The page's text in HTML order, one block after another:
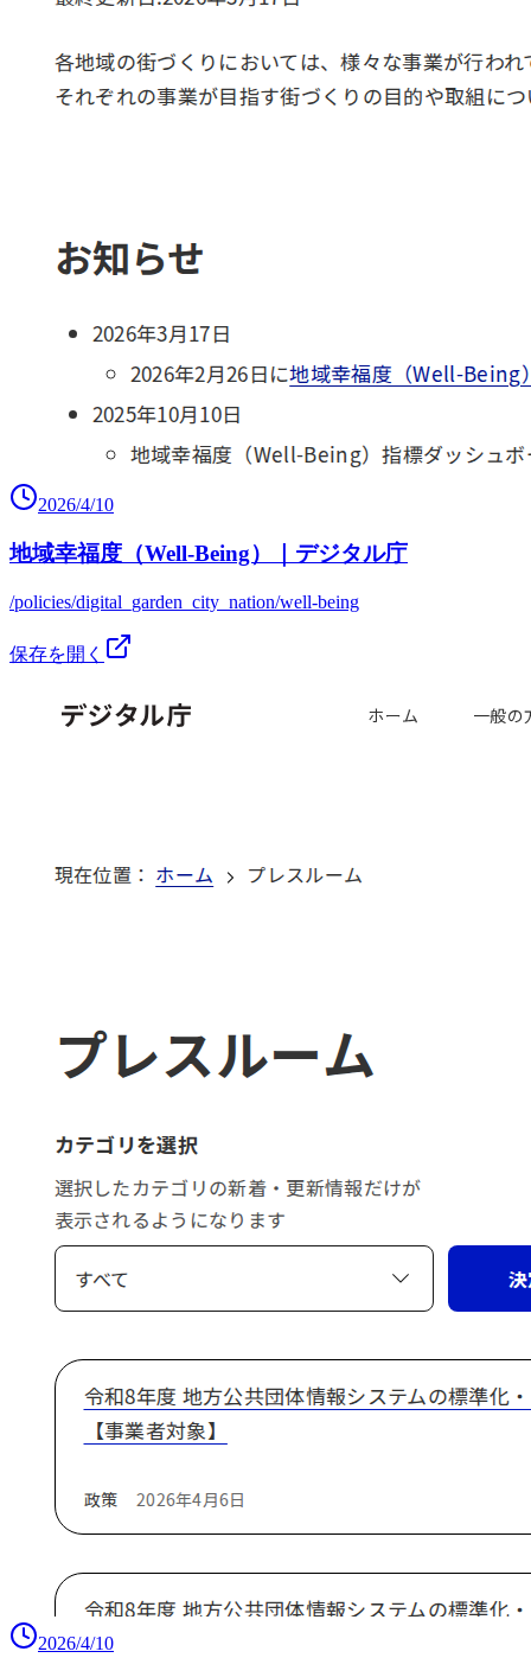
2026/4/10
地域幸福度（Well-Being）｜デジタル庁
/policies/digital_garden_city_nation/well-being
保存を開く
2026/4/10